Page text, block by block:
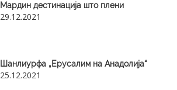
Мардин дестинација што плени
29.12.2021
Шанлиурфа „Ерусалим на Анадолија“
25.12.2021